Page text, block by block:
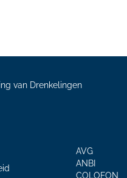
van Drenkelingen
AVG
ANBI
COLOFON